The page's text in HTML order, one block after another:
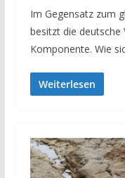
Im Gegensatz zum
besitzt die deutsche
Komponente. Wie
Weiterlesen